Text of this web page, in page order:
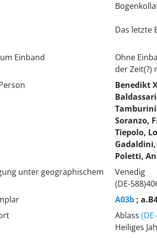
Das letzte
Einband
Ohne
der Zeit(?)
Benedikt
Soranzo,
Tiepolo,
Poletti,
unter geographischem
Venedig
(DE-
A03b;
Ablass
Heiliges